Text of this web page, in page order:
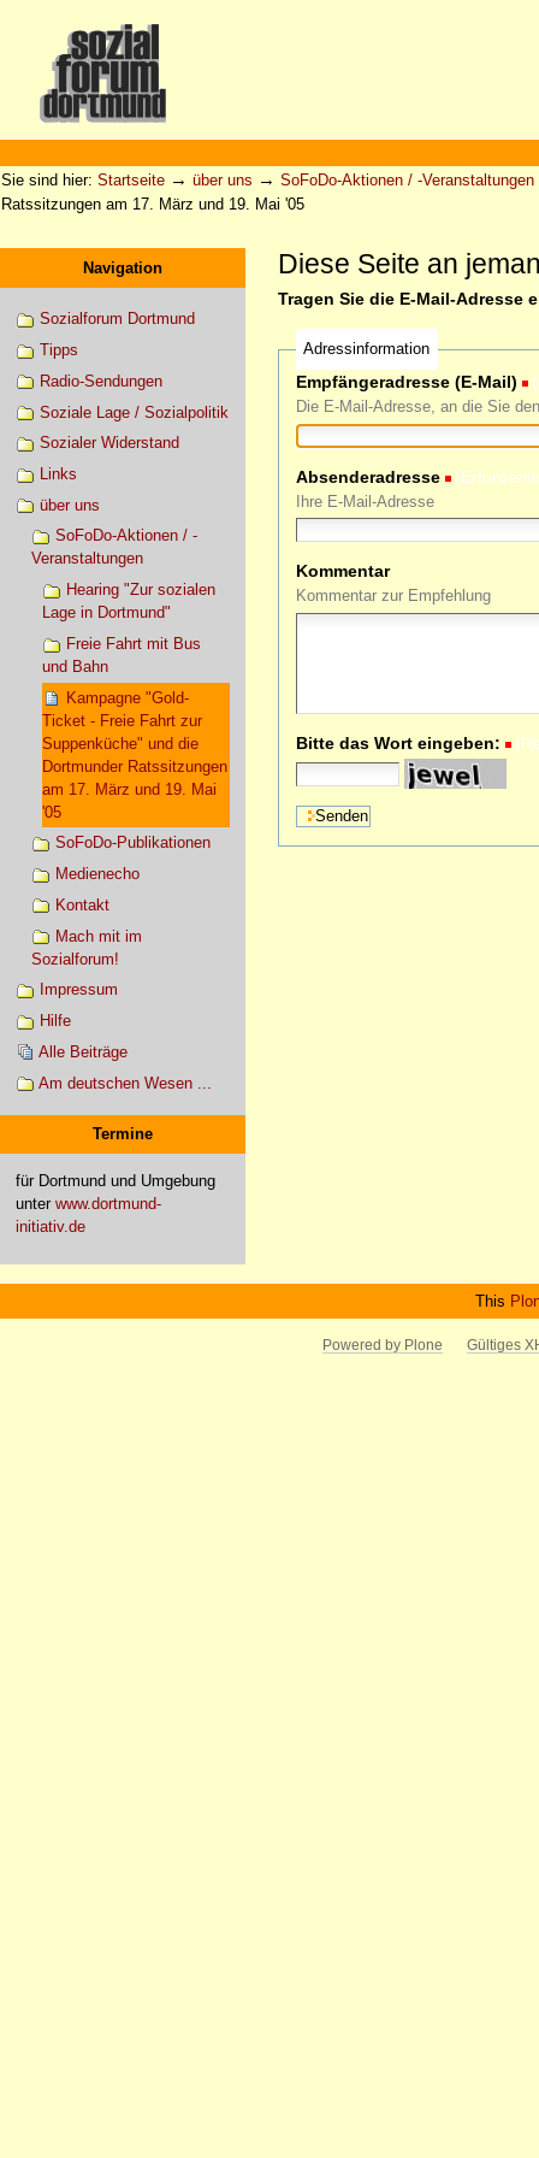
Werkzeuge
Sie sind hier: Startseite → über uns → SoFoDo-Aktionen / -Veranstaltungen
Ratssitzungen am 17. März und 19. Mai '05
Navigation
Sozialforum Dortmund
Tipps
Radio-Sendungen
Soziale Lage / Sozialpolitik
Sozialer Widerstand
Links
über uns
SoFoDo-Aktionen / -
Veranstaltungen
Hearing "Zur sozialen
Lage in Dortmund"
Freie Fahrt mit Bus
und Bahn
Kampagne "Gold-
Ticket - Freie Fahrt zur
Suppenküche" und die
Dortmunder Ratssitzungen
am 17. März und 19. Mai
'05
SoFoDo-Publikationen
Medienecho
Kontakt
Mach mit im
Sozialforum!
Impressum
Hilfe
Alle Beiträge
Am deutschen Wesen ...
Termine
für Dortmund und Umgebung
unter www.dortmund-
initiativ.de
Diese Seite an
Tragen Sie die E-Mail-Adresse
Adressinformation
Empfängeradresse (E-Mail)
Die E-Mail-Adresse, an die Sie
Absenderadresse
Ihre E-Mail-Adresse
Kommentar
Kommentar zur Empfehlung
Bitte das Wort eingeben:
This
Powered by Plone Gültiges